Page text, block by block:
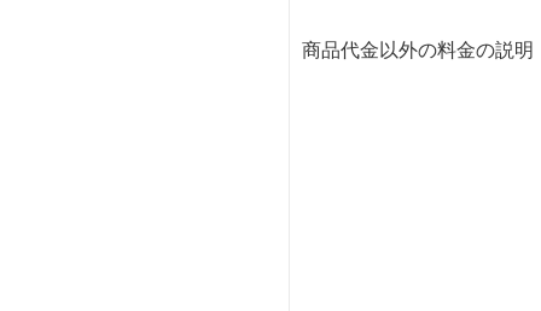
商品代金以外の料金の説明